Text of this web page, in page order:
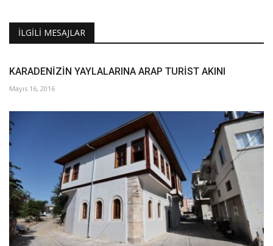
İLGILI MESAJLAR
KARADENİZİN YAYLALARINA ARAP TURİST AKINI
Mayıs 16, 2016